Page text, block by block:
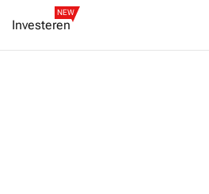
Investeren
NEW